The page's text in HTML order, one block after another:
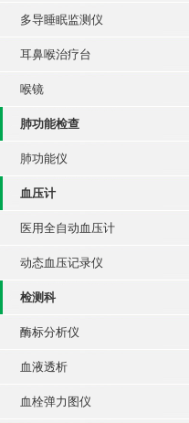
多导睡眠监测仪
耳鼻喉治疗台
喉镜
肺功能检查
肺功能仪
血压计
医用全自动血压计
动态血压记录仪
检测科
酶标分析仪
血液透析
血栓弹力图仪